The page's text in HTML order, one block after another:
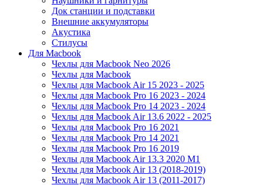
Док станции и подставки
Внешние аккумуляторы
Акустика
Стилусы
Для Macbook
Чехлы для Macbook Neo 2026
Чехлы для Macbook
Чехлы для Macbook Air 15 2023 - 2025
Чехлы для Macbook Pro 16 2023 - 2024
Чехлы для Macbook Pro 14 2023 - 2024
Чехлы для Macbook Air 13.6 2022 - 2025
Чехлы для Macbook Pro 16 2021
Чехлы для Macbook Pro 14 2021
Чехлы для Macbook Pro 16 2019
Чехлы для Macbook Air 13.3 2020 M1
Чехлы для Macbook Air 13 (2018-2019)
Чехлы для Macbook Air 13 (2011-2017)